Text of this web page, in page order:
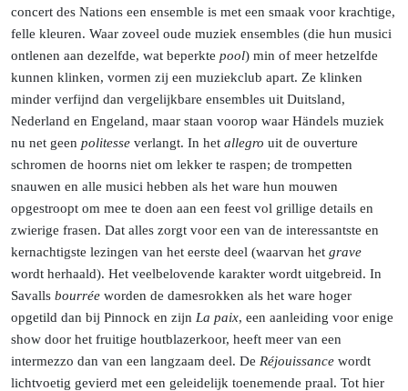
concert des Nations een ensemble is met een smaak voor krachtige,
felle kleuren. Waar zoveel oude muziek ensembles (die hun musici
ontlenen aan dezelfde, wat beperkte pool) min of meer hetzelfde
kunnen klinken, vormen zij een muziekclub apart. Ze klinken
minder verfijnd dan vergelijkbare ensembles uit Duitsland,
Nederland en Engeland, maar staan voorop waar Händels muziek
nu net geen politesse verlangt. In het allegro uit de ouverture
schromen de hoorns niet om lekker te raspen; de trompetten
snauwen en alle musici hebben als het ware hun mouwen
opgestroopt om mee te doen aan een feest vol grillige details en
zwierige frasen. Dat alles zorgt voor een van de interessantste en
kernachtigste lezingen van het eerste deel (waarvan het grave
wordt herhaald). Het veelbelovende karakter wordt uitgebreid. In
Savalls bourrée worden de damesrokken als het ware hoger
opgetild dan bij Pinnock en zijn La paix, een aanleiding voor enige
show door het fruitige houtblazerkoor, heeft meer van een
intermezzo dan van een langzaam deel. De Réjouissance wordt
lichtvoetig gevierd met een geleidelijk toenemende praal. Tot hier